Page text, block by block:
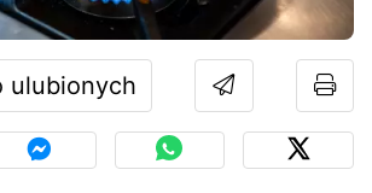
ulubionych